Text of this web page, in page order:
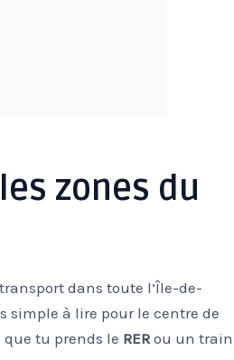
zones du
dans toute l’Île-de-
simple à lire pour le centre de
tu prends le RERou un train